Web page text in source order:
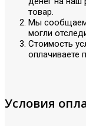
товар.
Мы сообщаем
могли
Стоимость
оплачиваете
Условия